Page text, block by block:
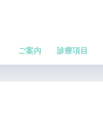
ご案内 診療項目